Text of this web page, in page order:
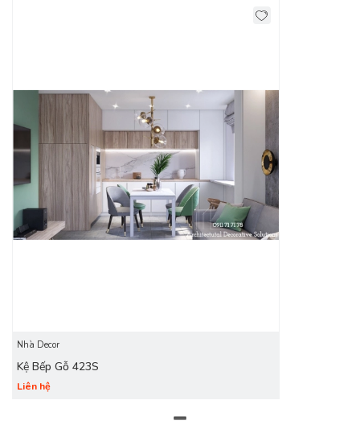
: Tủ bếp gỗ công nghiệp với code MFC hoặc
MDF lõi xanh chống ấm có thể được phủ các chất liệu như:
Melamine, Acrylic, Laminate…lên bề mặt. Vì vậy, không bị mối
mọt xâm hại, khả năng chịu lực, chịu nhiệt tốt và ít bị cong
vênh khi sử dụng.
Giá thành rất hợp lý: Gỗ công nghiệp được sản xuất hàng
loạt, chi phí chế tạo và nguồn nguyên liệu nhập vào thấp.
Nhà Decor
Kệ Bếp Gỗ 423S
Liên hệ